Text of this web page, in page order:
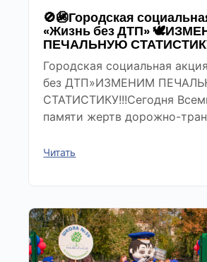
🚫🚳Городская
«Жизнь без ДТП»
ПЕЧАЛЬНУЮ
Городская социальная
без ДТП»ИЗМЕНИМ
СТАТИСТИКУ!!!Сегодня
памяти жертв дорожно-
Читать